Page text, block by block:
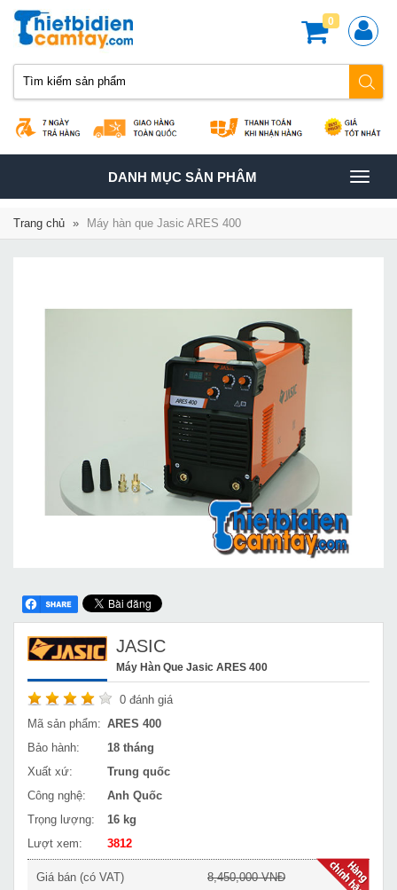
0
TOGGLE
NAVIGATION
DANH MỤC SẢN PHÂM
Trang chủ » Máy hàn que Jasic ARES 400
JASIC
Máy Hàn Que Jasic ARES 400
0 đánh giá
Mã sản phẩm: ARES 400
Bảo hành:
18 tháng
Xuất xứ:
Trung quốc
Công nghệ:
Anh Quốc
Trọng lượng:
16 kg
Lượt xem:
3812
Giá bán (có VAT)
8,450,000 VNĐ